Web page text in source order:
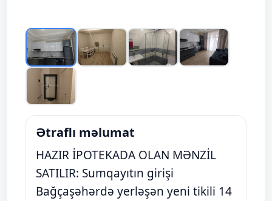
Ətraflı məlumat
HAZIR İPOTEKADA OLAN MƏNZİL
SATILIR: Sumqayıtın girişi
Bağçaşəhərdə yerləşən yeni tikili 14